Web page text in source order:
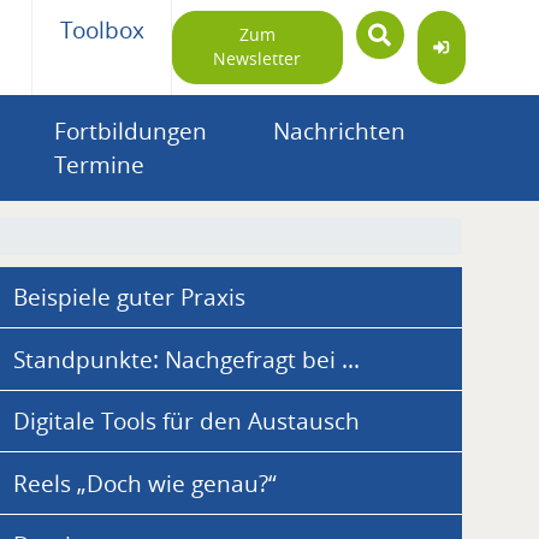
Toolbox
Zum
Newsletter
Fortbildungen
Termine
Nachrichten
Beispiele guter Praxis
Standpunkte: Nachgefragt bei ...
Digitale Tools für den Austausch
Reels „Doch wie genau?“